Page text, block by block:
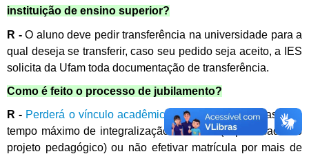
instituição de ensino superior?
R - O aluno deve pedir transferência na universidade para a
qual deseja se transferir, caso seu pedido seja aceito, a IES
solicita da Ufam toda documentação de transferência.
Como é feito o processo de jubilamento?
R - Perderá o vínculo acadêmico
o aluno que ultrapassar o
tempo máximo de integralização do curso (especificado no
projeto pedagógico) ou não efetivar matrícula por mais de